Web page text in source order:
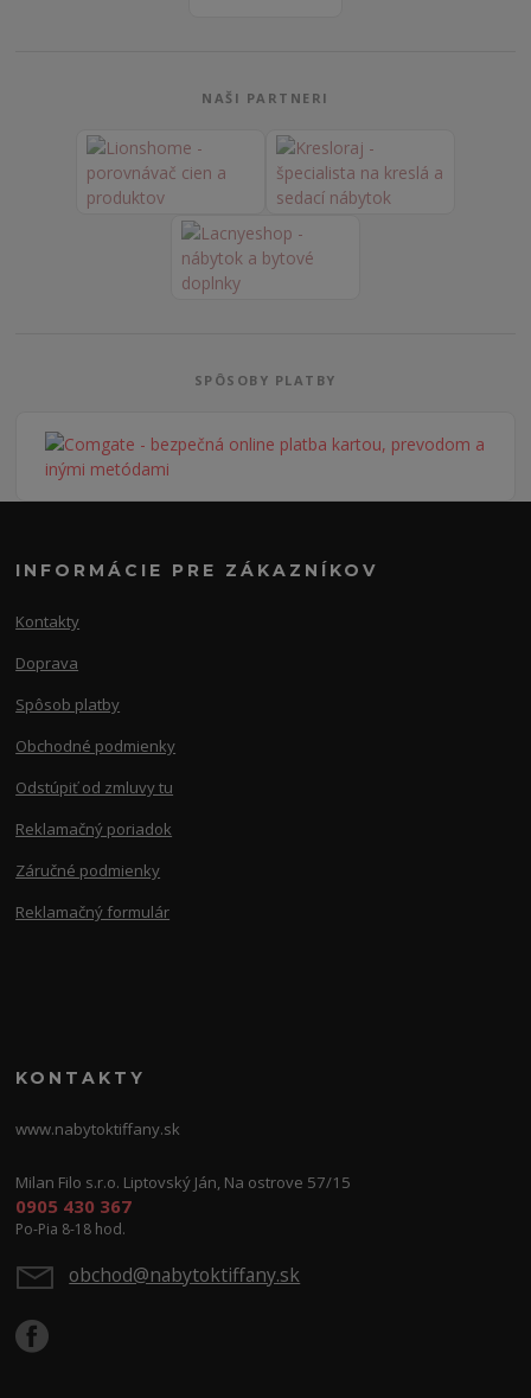
NAŠI PARTNERI
SPÔSOBY PLATBY
INFORMÁCIE PRE ZÁKAZNÍKOV
Kontakty
Doprava
Spôsob platby
Obchodné podmienky
Odstúpiť od zmluvy tu
Reklamačný poriadok
Záručné podmienky
Reklamačný formulár
KONTAKTY
www.nabytoktiffany.sk
Milan Filo s.r.o. Liptovský Ján, Na ostrove 57/15
0905 430 367
Po-Pia 8-18 hod.
obchod@nabytoktiffany.sk